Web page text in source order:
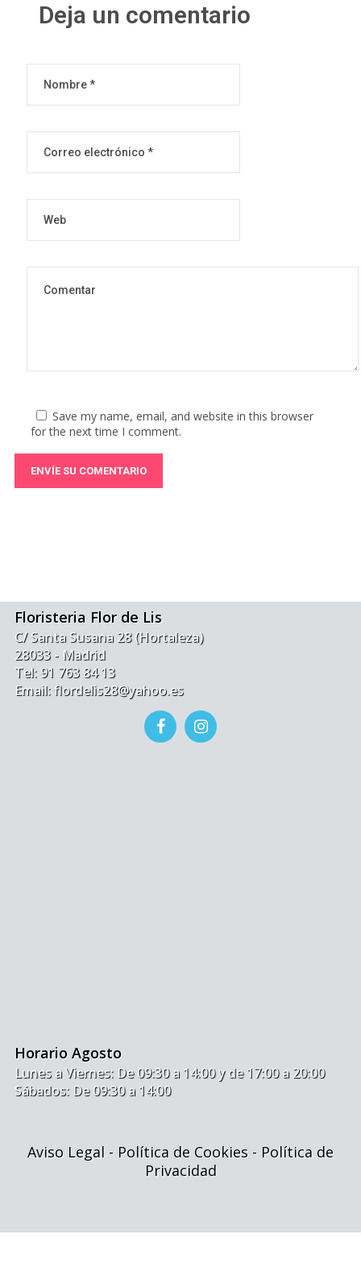
Deja un comentario
Save my name, email, and website in this browser
for the next time I comment.
Floristeria Flor de Lis
C/ Santa Susana 28 (Hortaleza)
28033 - Madrid
Tel: 91 763 84 13
Email: flordelis28@yahoo.es
Horario Agosto
Lunes a Viernes: De 09:30 a 14:00 y de 17:00 a 20:00
Sábados: De 09:30 a 14:00
Aviso Legal - Política de Cookies - Política de
Privacidad